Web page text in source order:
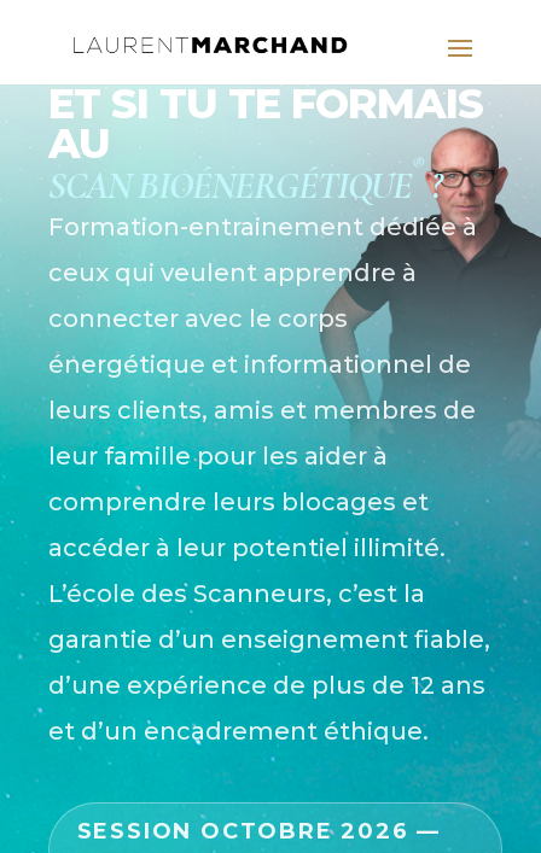
ET SI TU TE FORMAIS
AU
SCAN BIOÉNERGÉTIQUE®?
Formation-entrainement dédiée à
ceux qui veulent apprendre à
connecter avec le corps
énergétique et informationnel de
leurs clients, amis et membres de
leur famille pour les aider à
comprendre leurs blocages et
accéder à leur potentiel illimité.
L’école des Scanneurs, c’est la
garantie d’un enseignement fiable,
d’une expérience de plus de 12 ans
et d’un encadrement éthique.
SESSION OCTOBRE 2026 —